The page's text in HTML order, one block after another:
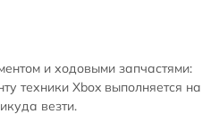
и ходовыми запчастями:
техники Xbox выполняется на
везти.